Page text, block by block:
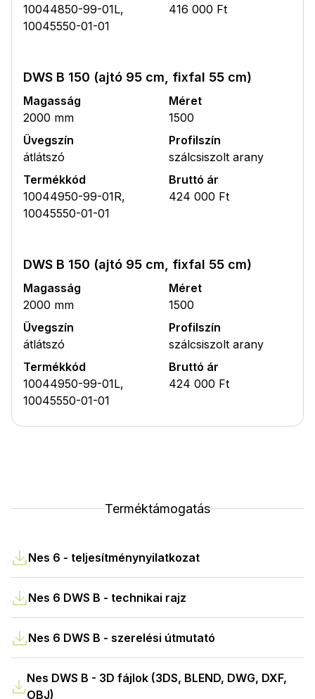
10044850-99-01L,
10045550-01-01
416 000 Ft
DWS B 150 (ajtó 95 cm, fixfal 55 cm)
Magasság
2000 mm
Méret
1500
Üvegszín
átlátszó
Profilszín
szálcsiszolt arany
Termékkód
10044950-99-01R,
10045550-01-01
Bruttó ár
424 000 Ft
DWS B 150 (ajtó 95 cm, fixfal 55 cm)
Magasság
2000 mm
Méret
1500
Üvegszín
átlátszó
Profilszín
szálcsiszolt arany
Termékkód
10044950-99-01L,
10045550-01-01
Bruttó ár
424 000 Ft
Terméktámogatás
Nes 6 - teljesítménynyilatkozat
Nes 6 DWS B - technikai rajz
Nes 6 DWS B - szerelési útmutató
Nes DWS B - 3D fájlok (3DS, BLEND, DWG, DXF,
OBJ)